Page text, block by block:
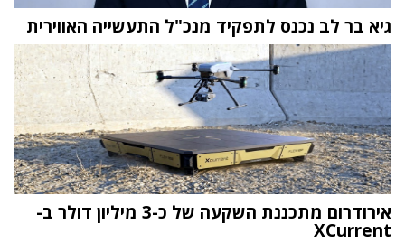
גיא בר לב נכנס לתפקיד מנכ"ל התעשייה האווירית
אירודרום מתכננת השקעה של כ-3 מיליון דולר ב-
XCurrent